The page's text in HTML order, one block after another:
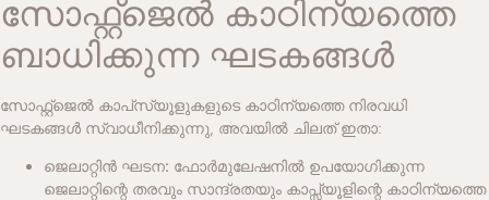
സോഫ്റ്റ്‌ജെൽ കാഠിന്യത്തെ
ബാധിക്കുന്ന ഘടകങ്ങൾ
സോഫ്റ്റ്‌ജെൽ കാപ്‌സ്യൂളുകളുടെ കാഠിന്യത്തെ നിരവധി
ഘടകങ്ങൾ സ്വാധീനിക്കുന്നു, അവയിൽ ചിലത് ഇതാ:
ജെലാറ്റിൻ ഘടന: ഫോർമുലേഷനിൽ ഉപയോഗിക്കുന്ന
ജെലാറ്റിന്റെ തരവും സാന്ദ്രതയും കാപ്സ്യൂളിന്റെ കാഠിന്യത്തെ